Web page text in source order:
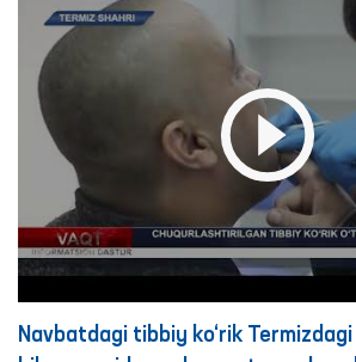
Navbatdagi tibbiy ko‘rik